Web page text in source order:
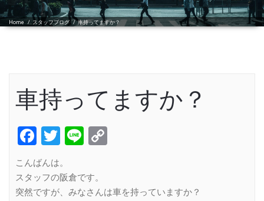
Home / スタッフブログ /車持ってますか？
車持ってますか？
Facebook
Twitter
Line
こんばんは。
スタッフの阪倉です。
突然ですが、みなさんは車を持っていますか？